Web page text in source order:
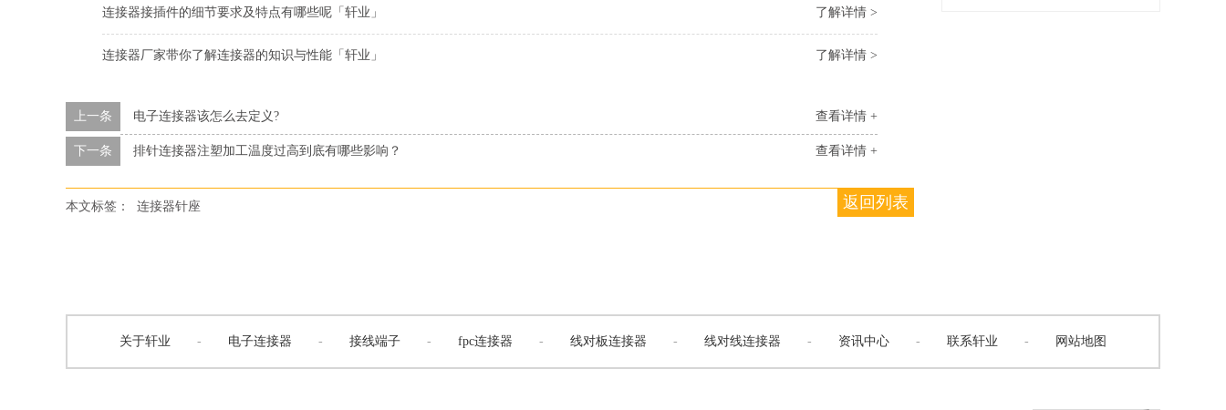
了解详情 >
连接器接插件的细节要求及特点有哪些呢「轩业」
了解详情 >
连接器厂家带你了解连接器的知识与性能「轩业」
查看详情 +
上一条 电子连接器该怎么去定义?
查看详情 +
下一条 排针连接器注塑加工温度过高到底有哪些影响？
返回列表
本文标签： 连接器针座
关于轩业 - 电子连接器 - 接线端子 - fpc连接器 - 线对板连接器 - 线对线连接器 - 资讯中心 - 联系轩业 - 网站地图